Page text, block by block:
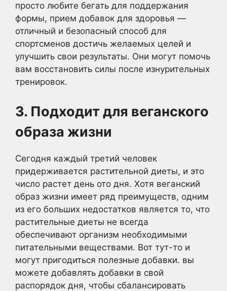
просто любите бегать для поддержания
формы, прием добавок для здоровья —
отличный и безопасный способ для
спортсменов достичь желаемых целей и
улучшить свои результаты. Они могут помочь
вам восстановить силы после изнурительных
тренировок.
3. Подходит для веганского
образа жизни
Сегодня каждый третий человек
придерживается растительной диеты, и это
число растет день ото дня. Хотя веганский
образ жизни имеет ряд преимуществ, одним
из его больших недостатков является то, что
растительные диеты не всегда
обеспечивают организм необходимыми
питательными веществами. Вот тут-то и
могут пригодиться полезные добавки. вы
можете добавлять добавки в свой
распорядок дня, чтобы сбалансировать